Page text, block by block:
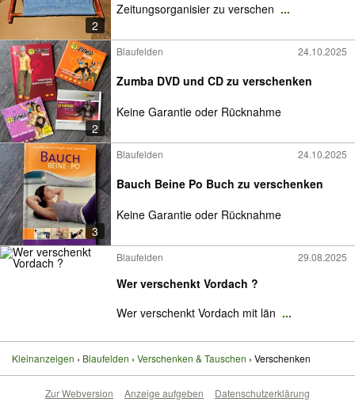
2
Zeitungsorganisier zu verschen ...
2
Blaufelden 24.10.2025
Zumba DVD und CD zu verschenken
Keine Garantie oder Rücknahme
3
Blaufelden 24.10.2025
Bauch Beine Po Buch zu verschenken
Keine Garantie oder Rücknahme
Blaufelden 29.08.2025
Wer verschenkt Vordach ?
Wer verschenkt Vordach mit län ...
Kleinanzeigen Blaufelden Verschenken & Tauschen Verschenken
Zur Webversion Anzeige aufgeben
Datenschutzerklärung